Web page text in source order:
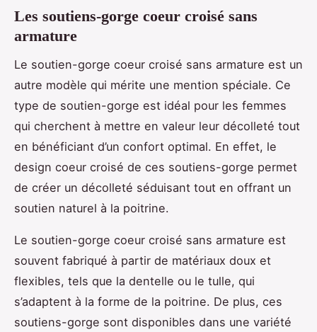
Les soutiens-gorge coeur croisé sans
armature
Le soutien-gorge coeur croisé sans armature est un
autre modèle qui mérite une mention spéciale. Ce
type de soutien-gorge est idéal pour les femmes
qui cherchent à mettre en valeur leur décolleté tout
en bénéficiant d’un confort optimal. En effet, le
design coeur croisé de ces soutiens-gorge permet
de créer un décolleté séduisant tout en offrant un
soutien naturel à la poitrine.
Le soutien-gorge coeur croisé sans armature est
souvent fabriqué à partir de matériaux doux et
flexibles, tels que la dentelle ou le tulle, qui
s’adaptent à la forme de la poitrine. De plus, ces
soutiens-gorge sont disponibles dans une variété